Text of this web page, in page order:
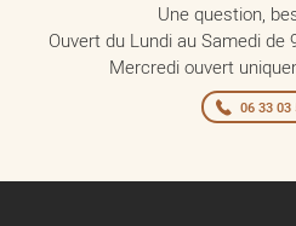
Une question,
Ouvert du Lundi au Samedi de
Mercredi ouvert
06 33 03